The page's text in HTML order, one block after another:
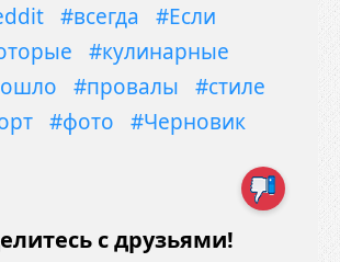
#всегда
#Если
#кулинарные
#провалы
#стиле
#фото #Черновик
с друзьями!